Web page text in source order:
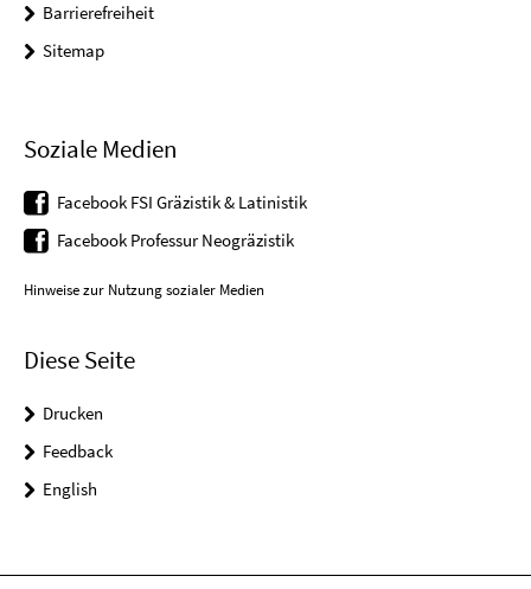
Barrierefreiheit
Sitemap
Soziale Medien
Facebook FSI Gräzistik & Latinistik
Facebook Professur Neogräzistik
Hinweise zur Nutzung sozialer Medien
Diese Seite
Drucken
Feedback
English